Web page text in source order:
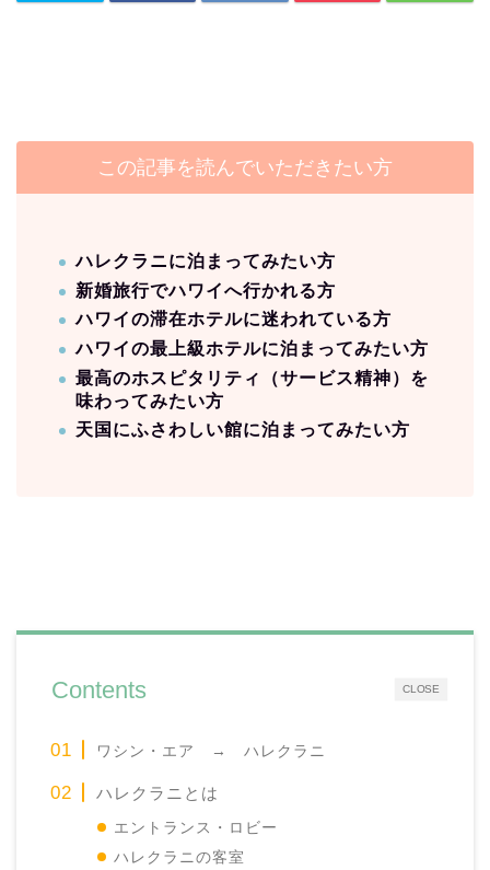
この記事を読んでいただきたい方
ハレクラニに泊まってみたい方
新婚旅行でハワイへ行かれる方
ハワイの滞在ホテルに迷われている方
ハワイの最上級ホテルに泊まってみたい方
最高のホスピタリティ（サービス精神）を
味わってみたい方
天国にふさわしい館に泊まってみたい方
CLOSE
Contents
ワシン・エア → ハレクラニ
ハレクラニとは
エントランス・ロビー
ハレクラニの客室